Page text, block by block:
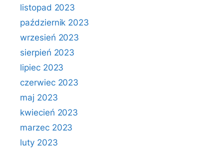
listopad 2023
październik 2023
wrzesień 2023
sierpień 2023
lipiec 2023
czerwiec 2023
maj 2023
kwiecień 2023
marzec 2023
luty 2023